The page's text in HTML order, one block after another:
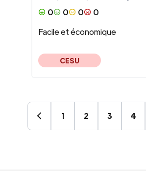
0
0 0
0
Facile et économique
CESU
1 2 3 4